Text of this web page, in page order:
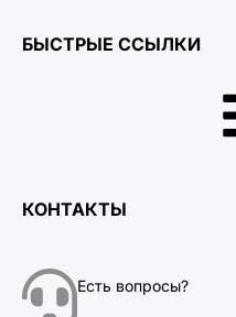
БЫСТРЫЕ ССЫЛКИ
КОНТАКТЫ
Есть вопросы?